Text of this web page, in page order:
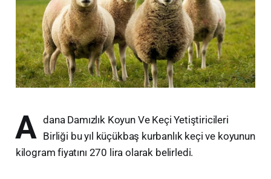
A dana Damızlık Koyun Ve Keçi Yetiştiricileri
Birliği bu yıl küçükbaş kurbanlık keçi ve koyunun
kilogram fiyatını 270 lira olarak belirledi.